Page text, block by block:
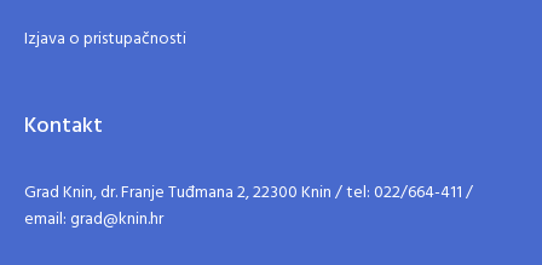
Izjava o pristupačnosti
Kontakt
Grad Knin, dr. Franje Tuđmana 2, 22300 Knin / tel: 022/664-411 /
email: grad@knin.hr